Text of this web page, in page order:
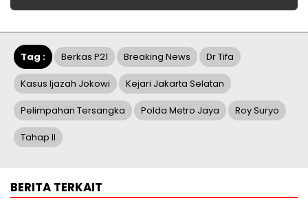
Tag : Berkas P21 Breaking News Dr Tifa
Kasus Ijazah Jokowi Kejari Jakarta Selatan
Pelimpahan Tersangka Polda Metro Jaya Roy Suryo
Tahap II
BERITA TERKAIT